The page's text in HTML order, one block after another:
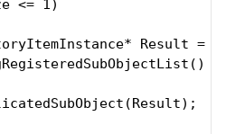
<= 1)
Result =